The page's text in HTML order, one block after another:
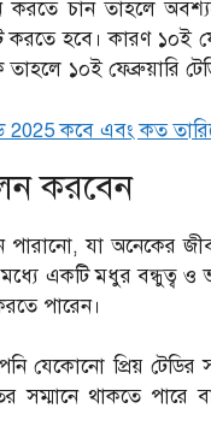
চান তাহলে
করতে হবে। কারণ ১০ই
১০ই ফেব্রুয়ারি
2025 কবে এবং কত
করবেন
যা অনেকের
একটি মধুর বন্ধুত্ব
পারেন।
যেকোনো প্রিয় টেডির
সম্মানে থাকতে পারে